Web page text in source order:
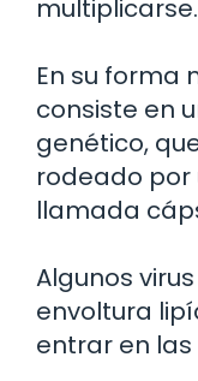
multiplicarse.
En su forma
consiste en
genético,
rodeado
llamada
Algunos
envoltura
entrar en las